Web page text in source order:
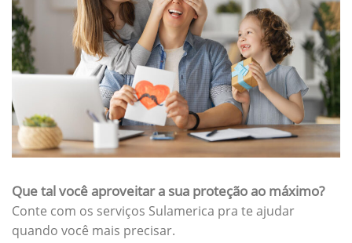
Que tal você aproveitar a sua proteção ao máximo?
Conte com os serviços Sulamerica pra te ajudar
quando você mais precisar.